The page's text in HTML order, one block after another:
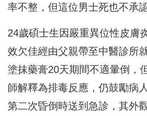
率不整，但這位男士死也不承認
24歲碩士生因嚴重異位性皮膚
效欠佳經由父親帶至中醫診所
塗抹藥膏20天期間不適暈倒，
師解釋為排毒反應，仍鼓勵病
第二次昏倒時送到急診，其外